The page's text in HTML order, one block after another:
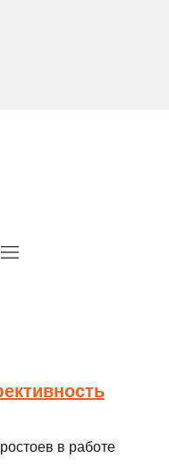
в работе